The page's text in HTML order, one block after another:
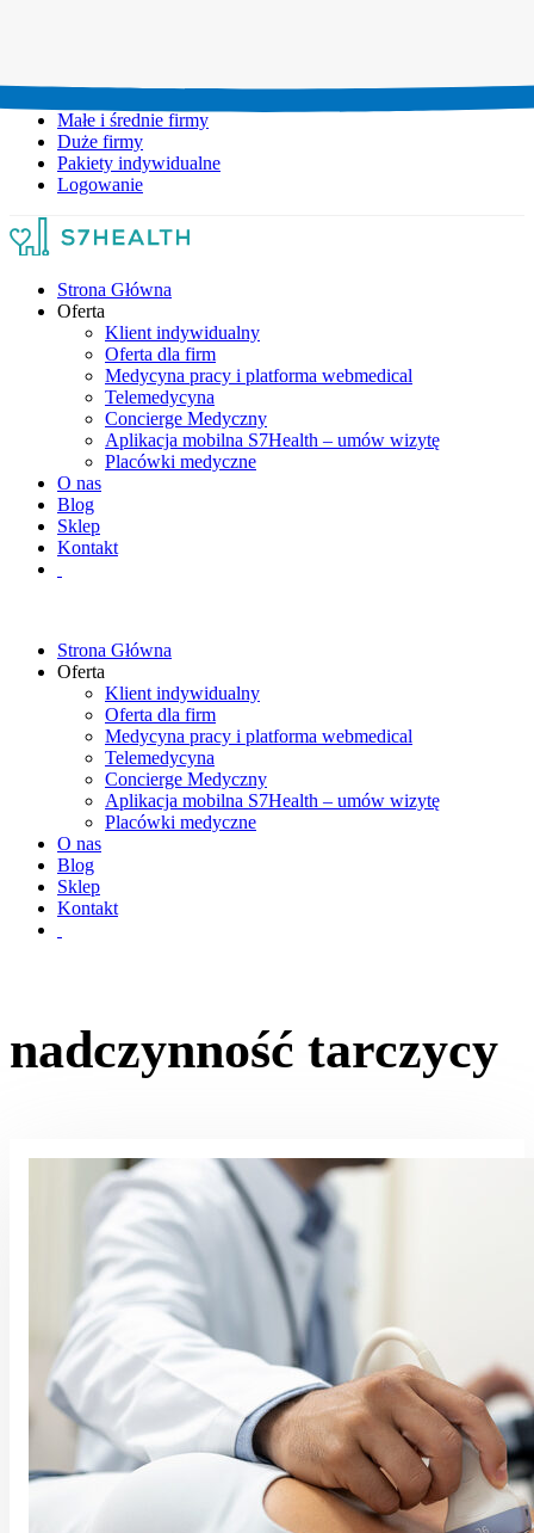
Małe i średnie firmy
Duże firmy
Pakiety indywidualne
Logowanie
Strona Główna
Oferta
Klient indywidualny
Oferta dla firm
Medycyna pracy i platforma webmedical
Telemedycyna
Concierge Medyczny
Aplikacja mobilna S7Health – umów wizytę
Placówki medyczne
O nas
Blog
Sklep
Kontakt
Strona Główna
Oferta
Klient indywidualny
Oferta dla firm
Medycyna pracy i platforma webmedical
Telemedycyna
Concierge Medyczny
Aplikacja mobilna S7Health – umów wizytę
Placówki medyczne
O nas
Blog
Sklep
Kontakt
nadczynność tarczycy